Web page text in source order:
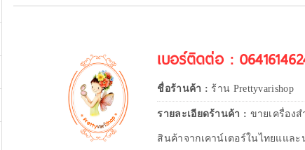
เบอร์ติดต่อ :
ชื่อร้านค้า : ร้าน Prettyvarishop
รายละเอียดร้านค้า : ขายเครื่อง
สินค้าจากเคาน์เตอร์ในไทยแและ